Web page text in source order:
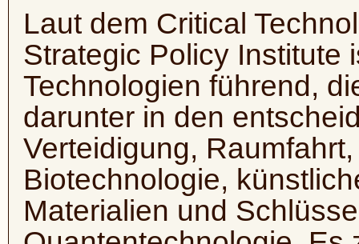
Laut dem Critical
Strategic Policy Institute
Technologien führend,
darunter in den
Verteidigung,
Biotechnologie,
Materialien und